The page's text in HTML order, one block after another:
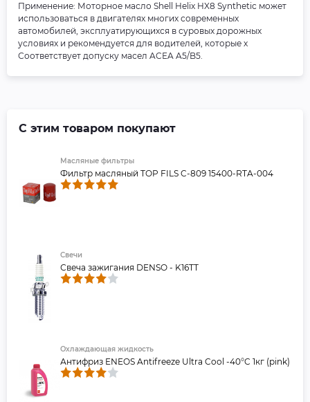
Применение: Моторное масло Shell Helix HX8 Synthetic может
использоваться в двигателях многих современных
автомобилей, эксплуатирующихся в суровых дорожных
условиях и рекомендуется для водителей, которые х
Соответствует допуску масел ACEA A5/B5.
С этим товаром покупают
Масляные фильтры
Фильтр масляный TOP FILS C-809 15400-RTA-004
Свечи
Свеча зажигания DENSO - K16TT
Охлаждающая жидкость
Антифриз ENEOS Antifreeze Ultra Cool -40°C 1кг (pink)